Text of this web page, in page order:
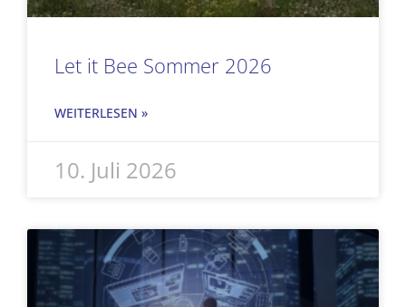
Let it Bee Sommer 2026
WEITERLESEN »
10. Juli 2026